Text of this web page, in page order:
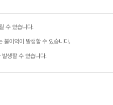
수 있습니다.
불이익이 발생할 수 있습니다.
생할 수 있습니다.